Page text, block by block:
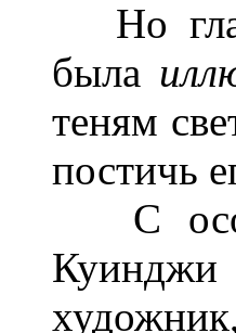
Но
была
теням
постичь
С